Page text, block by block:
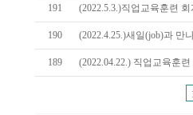
191 (2022.5.3.)직업교육훈련
190 (2022.4.25.)새일(job)과 만
189 (2022.04.22.) 직업교육훈